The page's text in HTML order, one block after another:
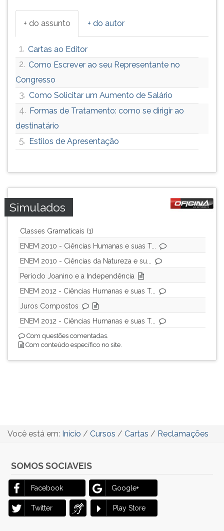
+ do assunto + do autor
1. Cartas ao Editor
2. Como Escrever ao seu Representante no
Congresso
3. Como Solicitar um Aumento de Salário
4. Formas de Tratamento: como se dirigir ao
destinatário
5. Estilos de Apresentação
Simulados
Classes Gramaticais (1)
ENEM 2010 - Ciências Humanas e suas T...
ENEM 2010 - Ciências da Natureza e su...
Período Joanino e a Independência
ENEM 2012 - Ciências Humanas e suas T...
Juros Compostos
ENEM 2012 - Ciências Humanas e suas T...
Com questões comentadas.
Com conteúdo específico no site.
Você está em: Início / Cursos / Cartas / Reclamações
SOMOS SOCIAVEIS
Facebook Google+
Twitter Play Store